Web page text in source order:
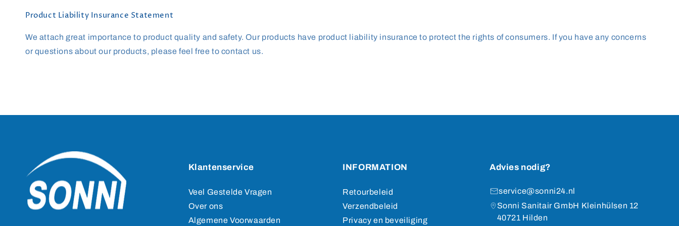
Product Liability Insurance Statement
We attach great importance to product quality and safety. Our products have product liability insurance to protect the rights of consumers. If you have any concerns
or questions about our products, please feel free to contact us.
Klantenservice
Veel Gestelde Vragen
Over ons
Algemene Voorwaarden
INFORMATION
Retourbeleid
Verzendbeleid
Privacy en beveiliging
Advies nodig?
service@sonni24.nl
Sonni Sanitair GmbH Kleinhülsen 12
40721 Hilden